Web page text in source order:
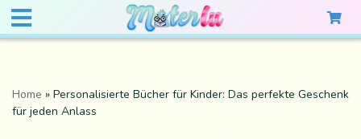
Home » Personalisierte Bücher für Kinder: Das perfekte Geschenk
für jeden Anlass